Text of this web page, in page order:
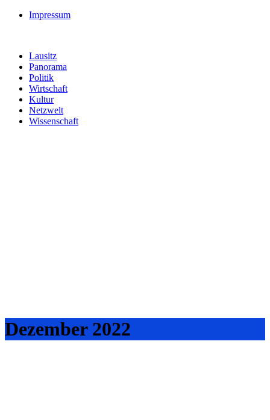
Impressum
Lausitz
Panorama
Politik
Wirtschaft
Kultur
Netzwelt
Wissenschaft
Dezember 2022